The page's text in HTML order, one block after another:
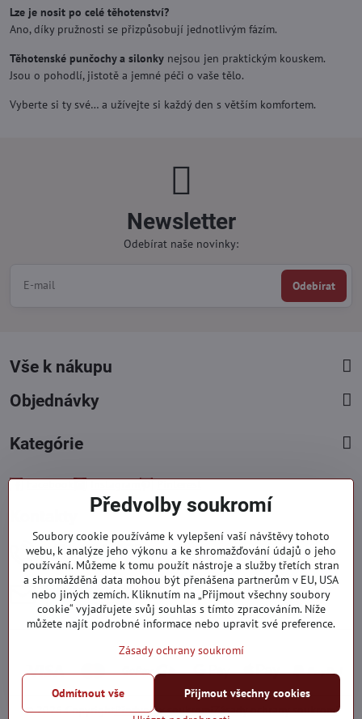
Lze je nosit po celé těhotenství?
Ano, díky pružnosti se přizpůsobují jednotlivým fázím.
Těhotenské punčochy a silonky nejsou jen praktickým kouskem.
Jsou o pohodlí, jistotě a jemné péči o vaše tělo.
Vyberte si ty své… a užívejte si každý den s větším komfortem.
Newsletter
Odebírat naše novinky:
Odebírat
Vše k nákupu
Objednávky
Kategórie
Facebook Instagram Pinterest
+421 919 060 751
Pondělí - Pátek : 09:00 - 15:00 hod.
info​@everlady​.eu
Non stop ( 24/7 )
©2026CopyrightPředvolby soukromíZásady ochrany soukromí
Předvolby soukromí
Soubory cookie používáme k vylepšení vaší návštěvy tohoto
webu, k analýze jeho výkonu a ke shromažďování údajů o jeho
používání. Můžeme k tomu použít nástroje a služby třetích stran
a shromážděná data mohou být přenášena partnerům v EU, USA
nebo jiných zemích. Kliknutím na „Přijmout všechny soubory
cookie“ vyjadřujete svůj souhlas s tímto zpracováním. Níže
můžete najít podrobné informace nebo upravit své preference.
Zásady ochrany soukromí
Přijmout všechny cookies
Odmítnout vše